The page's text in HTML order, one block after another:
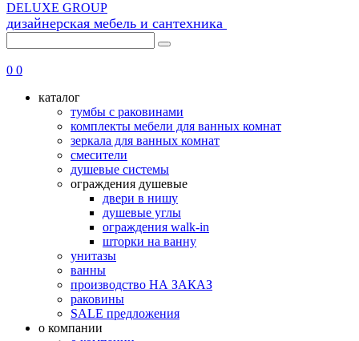
DELUXE GROUP
дизайнерская мебель и сантехника
0 0
каталог
тумбы с раковинами
комплекты мебели для ванных комнат
зеркала для ванных комнат
смесители
душевые системы
ограждения душевые
двери в нишу
душевые углы
ограждения walk-in
шторки на ванну
унитазы
ванны
производство НА ЗАКАЗ
раковины
SALE предложения
о компании